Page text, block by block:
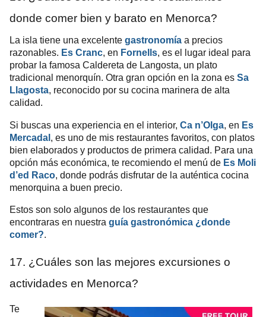
donde comer bien y barato en Menorca?
La isla tiene una excelente gastronomía a precios
razonables. Es Cranc, en Fornells, es el lugar ideal para
probar la famosa Caldereta de Langosta, un plato
tradicional menorquín. Otra gran opción en la zona es Sa
Llagosta, reconocido por su cocina marinera de alta
calidad.
Si buscas una experiencia en el interior, Ca n’Olga , en Es
Mercadal , es uno de mis restaurantes favoritos, con platos
bien elaborados y productos de primera calidad. Para una
opción más económica, te recomiendo el menú de Es Moli
d’ed Raco , donde podrás disfrutar de la auténtica cocina
menorquina a buen precio.
Estos son solo algunos de los restaurantes que
encontraras en nuestra guía gastronómica ¿donde
comer?.
17. ¿Cuáles son las mejores excursiones o
actividades en Menorca?
Te